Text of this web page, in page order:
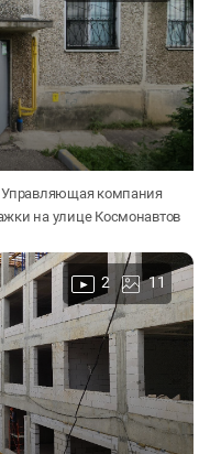
Управляющая компания
на улице Космонавтов
2 11